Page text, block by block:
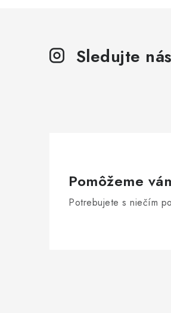
Sledujte
Pomôžeme
Potrebujete s niečím